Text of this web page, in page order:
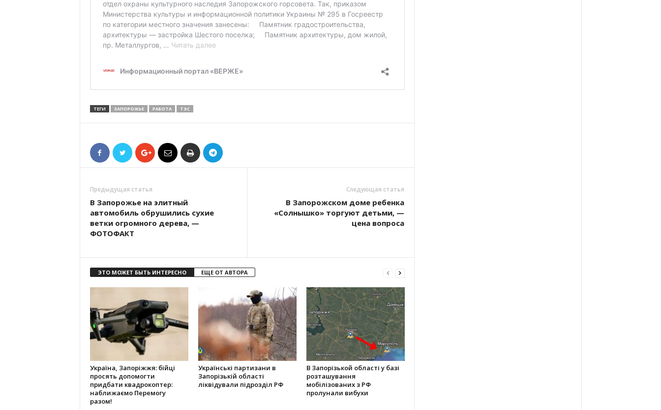
ТЕГИ ЗАПОРОЖЬЕ РАБОТА ТЭС
Предыдущая статья
В Запорожье на элитный
автомобиль обрушились сухие
ветки огромного дерева, —
ФОТОФАКТ
Следующая статья
В Запорожском доме ребенка
«Солнышко» торгуют детьми, —
цена вопроса
ЭТО МОЖЕТ БЫТЬ ИНТЕРЕСНО ЕЩЕ ОТ АВТОРА
Україна, Запоріжжя: бійці
просять допомогти
придбати квадрокоптер:
наближаємо Перемогу
разом!
Українські партизани в
Запорізькій області
ліквідували підрозділ РФ
В Запорізькой області у базі
розташування
мобілізованих з РФ
пролунали вибухи